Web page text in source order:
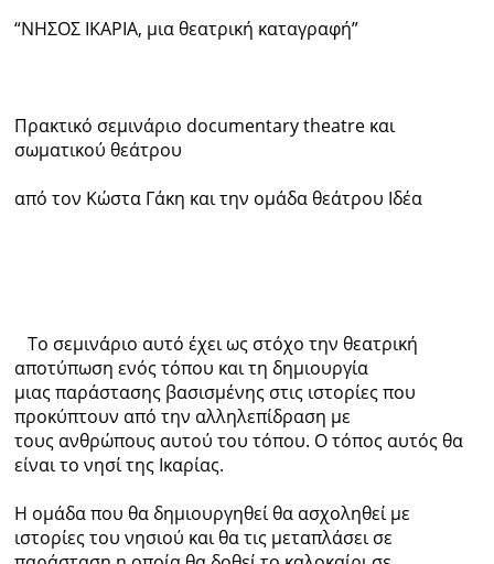
“ΝΗΣΟΣ ΙΚΑΡΙΑ, μια θεατρική καταγραφή”
Πρακτικό σεμινάριο documentary theatre και
σωματικού θεάτρου
από τον Κώστα Γάκη και την ομάδα θεάτρου Ιδέα
Το σεμινάριο αυτό έχει ως στόχο την θεατρική
αποτύπωση ενός τόπου και τη δημιουργία
μιας παράστασης βασισμένης στις ιστορίες που
προκύπτουν από την αλληλεπίδραση με
τους ανθρώπους αυτού του τόπου. Ο τόπος αυτός θα
είναι το νησί της Ικαρίας.
Η ομάδα που θα δημιουργηθεί θα ασχοληθεί με
ιστορίες του νησιού και θα τις μεταπλάσει σε